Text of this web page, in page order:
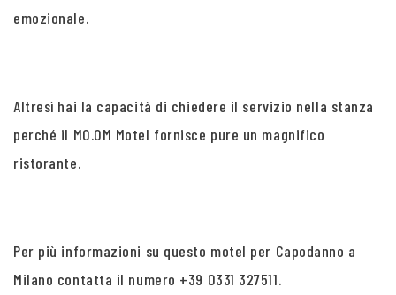
emozionale.
Altresì hai la capacità di chiedere il servizio nella stanza
perché il MO.OM Motel fornisce pure un magnifico
ristorante.
Per più informazioni su questo motel per Capodanno a
Milano contatta il numero +39 0331 327511.